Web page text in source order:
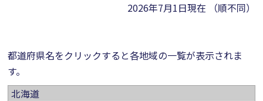
2026年7月1日現在 （順不同）
都道府県名をクリックすると各地域の一覧が表示されま
す。
北海道